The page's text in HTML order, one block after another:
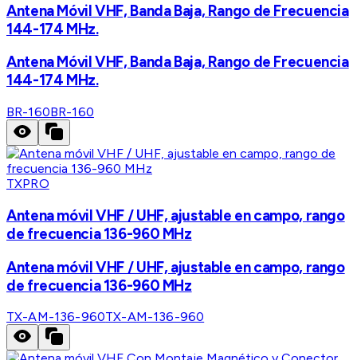
Antena Móvil VHF, Banda Baja, Rango de Frecuencia
144-174 MHz.
Antena Móvil VHF, Banda Baja, Rango de Frecuencia
144-174 MHz.
BR-160BR-160
TXPRO
Antena móvil VHF / UHF, ajustable en campo, rango
de frecuencia 136-960 MHz
Antena móvil VHF / UHF, ajustable en campo, rango
de frecuencia 136-960 MHz
TX-AM-136-960TX-AM-136-960